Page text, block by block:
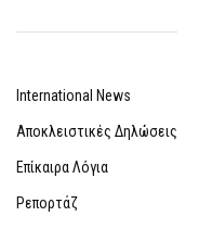
International News
Αποκλειστικές Δηλώσεις
Επίκαιρα Λόγια
Ρεπορτάζ